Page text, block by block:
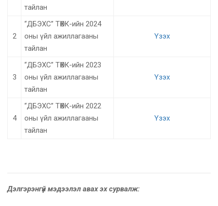
тайлан
2
“ДБЭХС” ТӨХК-ийн 2024
оны үйл ажиллагааны
тайлан
Үзэх
3
“ДБЭХС” ТӨХК-ийн 2023
оны үйл ажиллагааны
тайлан
Үзэх
4
“ДБЭХС” ТӨХК-ийн 2022
оны үйл ажиллагааны
тайлан
Үзэх
Дэлгэрэнгүй мэдээлэл авах эх сурвалж: